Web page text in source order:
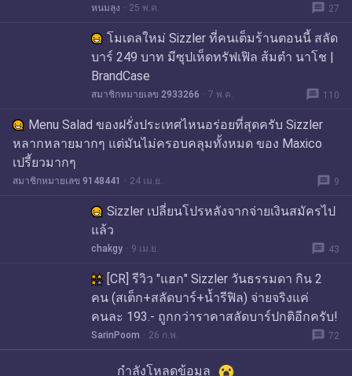
หนมลุง 25 พ.ค. message 27
โมเดลใหม่ Sizzler ที่คนเต็มร้านตอนนี้ สลัด
บาร์ 249 บาท มีซุปเห็ดทรัฟเฟิล ส้มตำ นาโช |
BrandCase
สมาชิกหมายเลข 2933266 7 พ.ค. message 110
Menu Salad ของฝรั่งประเทศไหนอร่อยที่สุดครับ Sizzler
หลากหลายมากๆ แต่มันไม่ครอบคลุมทั้งหมด ของ Maxico
เปรี้ยวมากๆ
สมาชิกหมายเลข 9148441 24 เม.ย. message 9
Sizzler เปลี่ยนโปรหลังจากจ่ายเงินสมัครไป
แล้ว
chakgy 9 เม.ย. message 43
[CR] รีวิว "แฮก" Sizzler วันธรรมดา กิน 2
คน (สเต็ก+สลัดบาร์+น้ำรีฟิล) จ่ายจริงแค่
คนละ 193.- ถูกกว่าราคาสลัดบาร์ปกติอีกครับ!
SarinPoom 26 ก.พ. message 72
กำลังโหลดข้อมูล